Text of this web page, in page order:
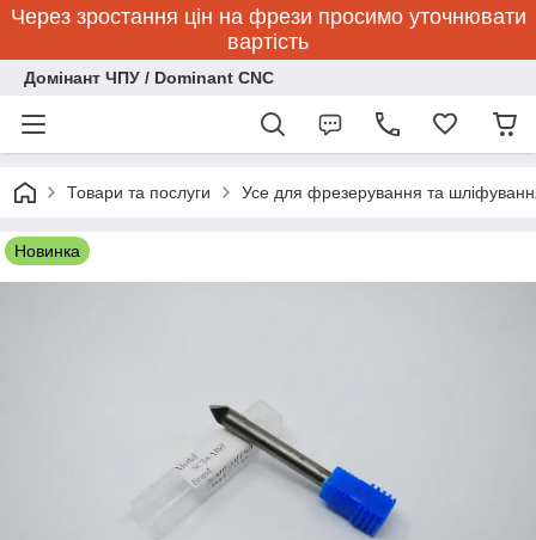
Через зростання цін на фрези просимо уточнювати
вартість
Домінант ЧПУ / Dominant CNC
Товари та послуги Усе для фрезерування та
Новинка